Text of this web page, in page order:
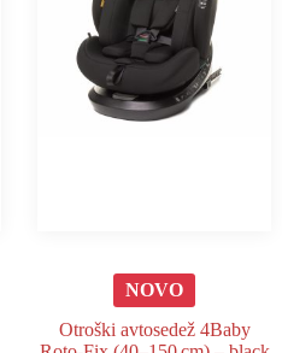
NOVO
Otroški avtosedež 4Baby